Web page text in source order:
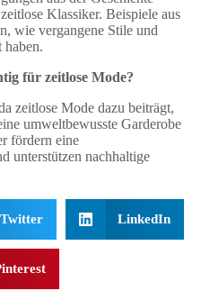
Klassiker. Beispiele aus
wie vergangene Stile und
haben.
für zeitlose Mode?
zeitlose Mode dazu beiträgt,
umweltbewusste Garderobe
fördern eine
unterstützen nachhaltige
Twitter LinkedIn